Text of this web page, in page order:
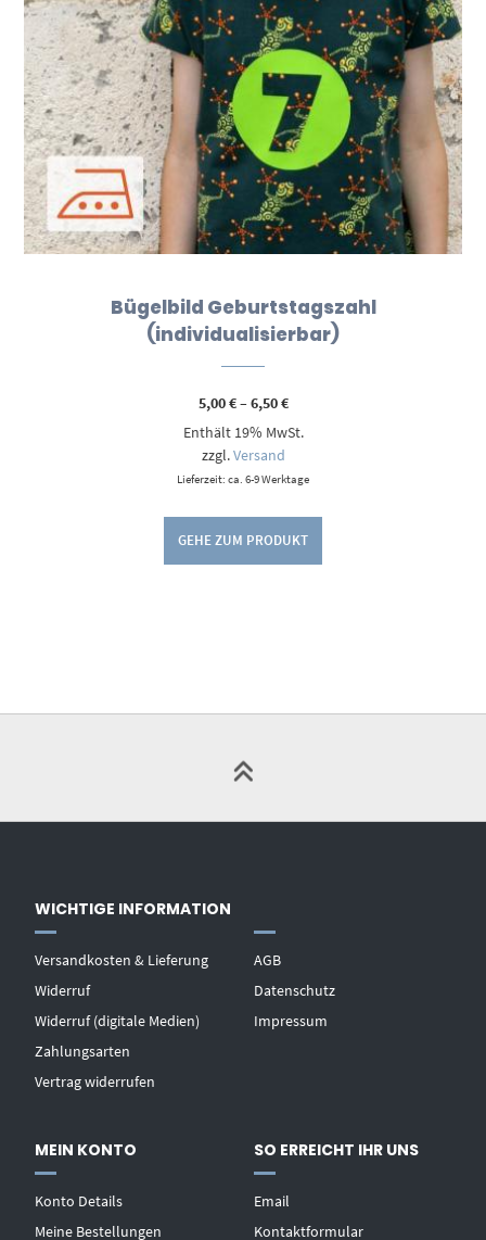
Bügelbild Geburtstagszahl
(individualisierbar)
5,00€–6,50€Preisspanne:
bis
Enthält 19% MwSt.
zzgl.Versand
Lieferzeit: ca. 6-9 Werktage
GEHE ZUM PRODUKT
WICHTIGE INFORMATION
Versandkosten & Lieferung
Widerruf
Widerruf (digitale Medien)
Zahlungsarten
Vertrag widerrufen
AGB
Datenschutz
Impressum
MEIN KONTO
Konto Details
Meine Bestellungen
SO ERREICHT IHR UNS
Email
Kontaktformular